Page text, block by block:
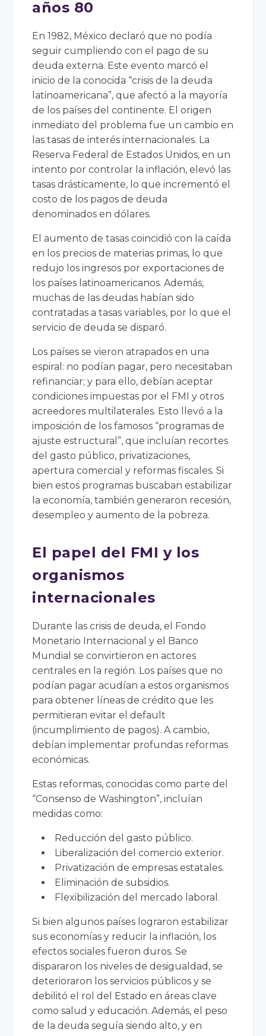
años 80
En 1982, México declaró que no podía
seguir cumpliendo con el pago de su
deuda externa. Este evento marcó el
inicio de la conocida “crisis de la deuda
latinoamericana”, que afectó a la mayoría
de los países del continente. El origen
inmediato del problema fue un cambio en
las tasas de interés internacionales. La
Reserva Federal de Estados Unidos, en un
intento por controlar la inflación, elevó las
tasas drásticamente, lo que incrementó el
costo de los pagos de deuda
denominados en dólares.
El aumento de tasas coincidió con la caída
en los precios de materias primas, lo que
redujo los ingresos por exportaciones de
los países latinoamericanos. Además,
muchas de las deudas habían sido
contratadas a tasas variables, por lo que el
servicio de deuda se disparó.
Los países se vieron atrapados en una
espiral: no podían pagar, pero necesitaban
refinanciar; y para ello, debían aceptar
condiciones impuestas por el FMI y otros
acreedores multilaterales. Esto llevó a la
imposición de los famosos “programas de
ajuste estructural”, que incluían recortes
del gasto público, privatizaciones,
apertura comercial y reformas fiscales. Si
bien estos programas buscaban estabilizar
la economía, también generaron recesión,
desempleo y aumento de la pobreza.
El papel del FMI y los
organismos
internacionales
Durante las crisis de deuda, el Fondo
Monetario Internacional y el Banco
Mundial se convirtieron en actores
centrales en la región. Los países que no
podían pagar acudían a estos organismos
para obtener líneas de crédito que les
permitieran evitar el default
(incumplimiento de pagos). A cambio,
debían implementar profundas reformas
económicas.
Estas reformas, conocidas como parte del
“Consenso de Washington”, incluían
medidas como:
Reducción del gasto público.
Liberalización del comercio exterior.
Privatización de empresas estatales.
Eliminación de subsidios.
Flexibilización del mercado laboral.
Si bien algunos países lograron estabilizar
sus economías y reducir la inflación, los
efectos sociales fueron duros. Se
dispararon los niveles de desigualdad, se
deterioraron los servicios públicos y se
debilitó el rol del Estado en áreas clave
como salud y educación. Además, el peso
de la deuda seguía siendo alto, y en